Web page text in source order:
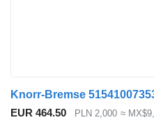
EUR 464.50 PLN 2,000 ≈